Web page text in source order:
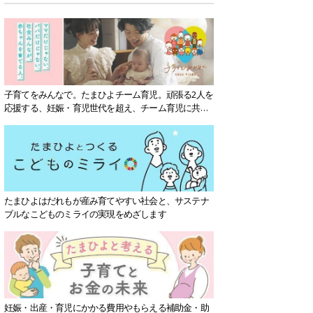
子育てをみんなで。たまひよチーム育児。頑張る2人を
応援する、妊娠・育児世代を超え、チーム育児に共感
たまひよはだれもが産み育てやすい社会と、サステナ
ブルなこどものミライの実現をめざします
妊娠・出産・育児にかかる費用やもらえる補助金・助